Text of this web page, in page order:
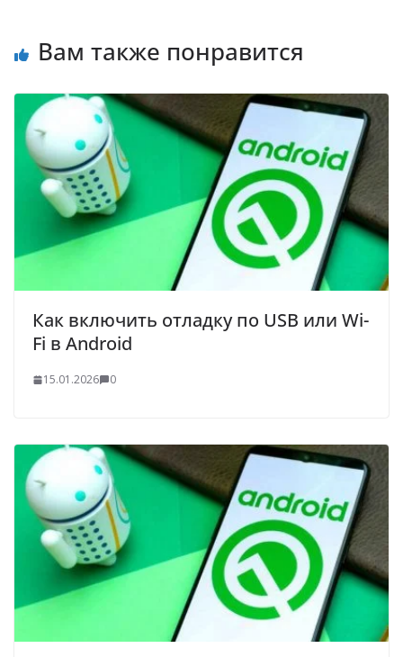
Вам также понравится
Как включить отладку по USB или Wi-
Fi в Android
15.01.2026 0